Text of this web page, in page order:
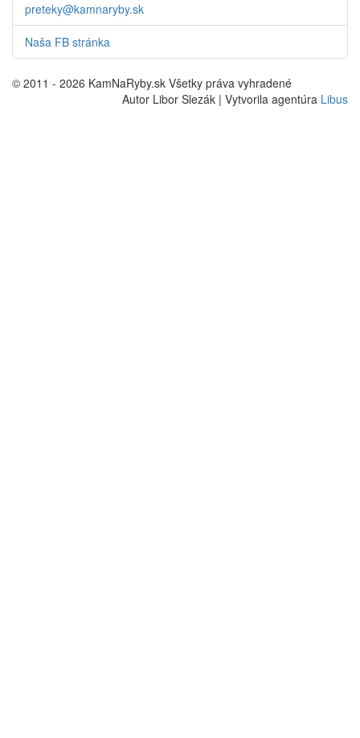
preteky@kamnaryby.sk
Naša FB stránka
© 2011 - 2026 KamNaRyby.sk Všetky práva vyhradené
Autor Libor Slezák | Vytvorila agentúra Libus